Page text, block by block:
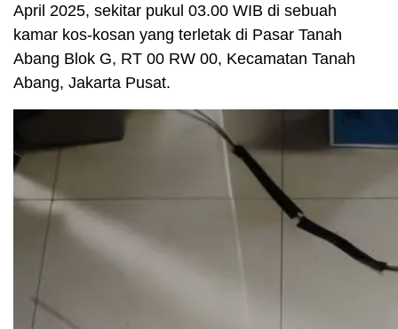
April 2025, sekitar pukul 03.00 WIB di sebuah
kamar kos-kosan yang terletak di Pasar Tanah
Abang Blok G, RT 00 RW 00, Kecamatan Tanah
Abang, Jakarta Pusat.